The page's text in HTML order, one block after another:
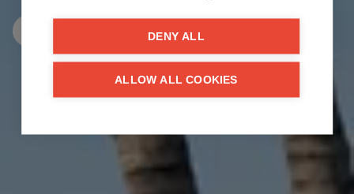
PANDEN
DENY ALL
ALLOW ALL COOKIES